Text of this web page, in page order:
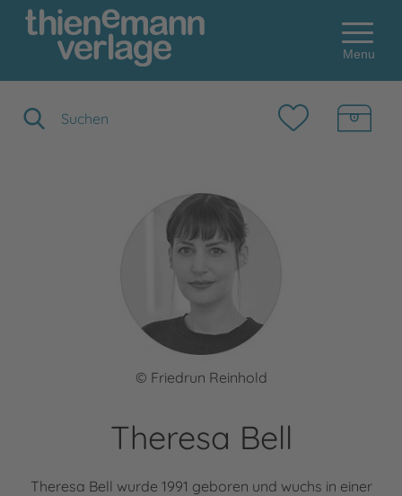
Menu
© Friedrun Reinhold
Theresa Bell
Theresa Bell wurde 1991 geboren und wuchs in einer